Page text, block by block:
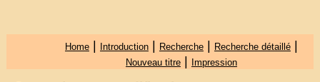
Home| Introduction| Recherche| Recherche détaillé|
Nouveau titre| Impression